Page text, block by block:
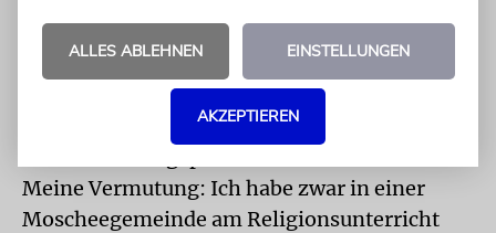
Ja, warum eigentlich? So manch einer der
Muslime und Woken wirft mir wegen meiner
Haltung vor, ich sei «eingeweißt», hätte mich
Meine Vermutung: Ich habe zwar in einer
Moscheegemeinde am Religionsunterricht
ALLES ABLEHNEN EINSTELLUNGEN
AKZEPTIEREN